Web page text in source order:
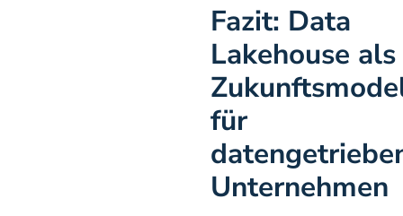
Fazit: Data
Lakehouse als
für
Unternehmen